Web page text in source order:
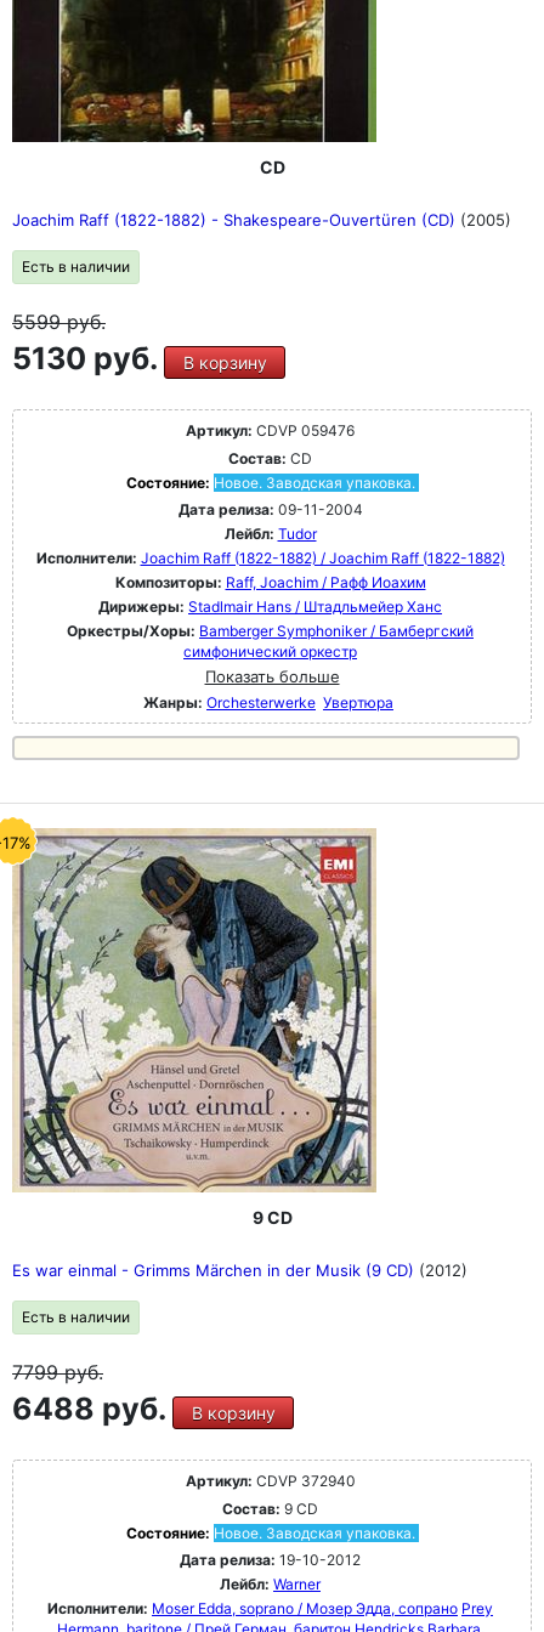
CD
Joachim Raff (1822-1882) - Shakespeare-Ouvertüren (CD) (2005)
Есть в наличии
5599руб.
5130 руб. В корзину
Артикул: CDVP 059476
Состав: CD
Состояние: Новое. Заводская упаковка.
Дата релиза: 09-11-2004
Лейбл: Tudor
Исполнители: Joachim Raff (1822-1882) / Joachim Raff (1822-1882)
Композиторы: Raff, Joachim / Рафф Иоахим
Дирижеры: Stadlmair Hans / Штадльмейер Ханс
Оркестры/Хоры: Bamberger Symphoniker / Бамбергский
симфонический оркестр
Показать больше
Жанры: Orchesterwerke Увертюра
9 CD
Es war einmal - Grimms Märchen in der Musik (9 CD) (2012)
Есть в наличии
7799руб.
6488 руб. В корзину
Артикул: CDVP 372940
Состав: 9 CD
Состояние: Новое. Заводская упаковка.
Дата релиза: 19-10-2012
Лейбл: Warner
Исполнители: Moser Edda, soprano / Мозер Эдда, сопрано Prey